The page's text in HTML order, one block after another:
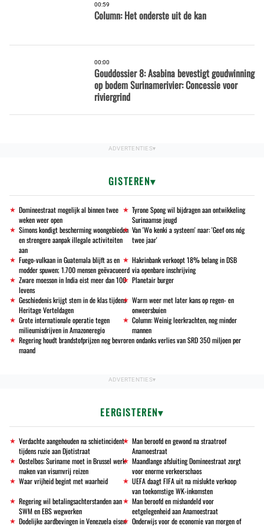
00:59
Column: Het onderste uit de kan
00:00
Gouddossier 8: Asabina bevestigt goudwinning
op bodem Surinamerivier: Concessie voor
riviergrind
GISTEREN
Domineestraat mogelijk al binnen twee
weken weer open
Tyrone Spong wil bijdragen aan ontwikkeling
Surinaamse jeugd
Simons kondigt bescherming woongebieden
en strengere aanpak illegale activiteiten
aan
Van 'Wo kenki a systeem' naar: 'Geef ons nóg
twee jaar'
Fuego-vulkaan in Guatemala blijft as en
modder spuwen; 1.700 mensen geëvacueerd
Hakrinbank verkoopt 18% belang in DSB
via openbare inschrijving
Zware moesson in India eist meer dan 100
levens
Planetair burger
Geschiedenis krijgt stem in de klas tijdens
Heritage Verteldagen
Warm weer met later kans op regen- en
onweersbuien
Grote internationale operatie tegen
milieumisdrijven in Amazoneregio
Column: Weinig leerkrachten, nog minder
mannen
Regering houdt brandstofprijzen nog bevroren ondanks verlies van SRD 350 miljoen per
maand
EERGISTEREN
Verdachte aangehouden na schietincident
tijdens ruzie aan Djotistraat
Man beroofd en gewond na straatroof
Anamoestraat
Oostelbos: Suriname moet in Brussel werk
maken van visumvrij reizen
Maandlange afsluiting Domineestraat zorgt
voor enorme verkeerschaos
Waar vrijheid begint met waarheid
UEFA daagt FIFA uit na mislukte verkoop
van toekomstige WK-inkomsten
Regering wil betalingsachterstanden aan
SWM en EBS wegwerken
Man beroofd en mishandeld voor
eetgelegenheid aan Anamoestraat
Dodelijke aardbevingen in Venezuela eisen Onderwijs voor de economie van morgen of